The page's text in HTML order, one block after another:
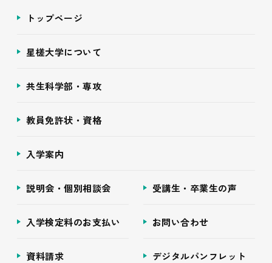
トップページ
星槎大学について
共生科学部・専攻
教員免許状・資格
入学案内
説明会・個別相談会 受講生・卒業生の声
入学検定料のお支払い お問い合わせ
資料請求 デジタルパンフレット